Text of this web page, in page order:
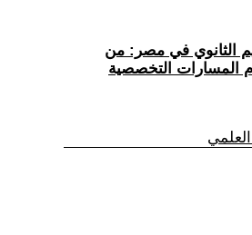
الثانوي في مصر: من
المسارات التخصصية
العلمي